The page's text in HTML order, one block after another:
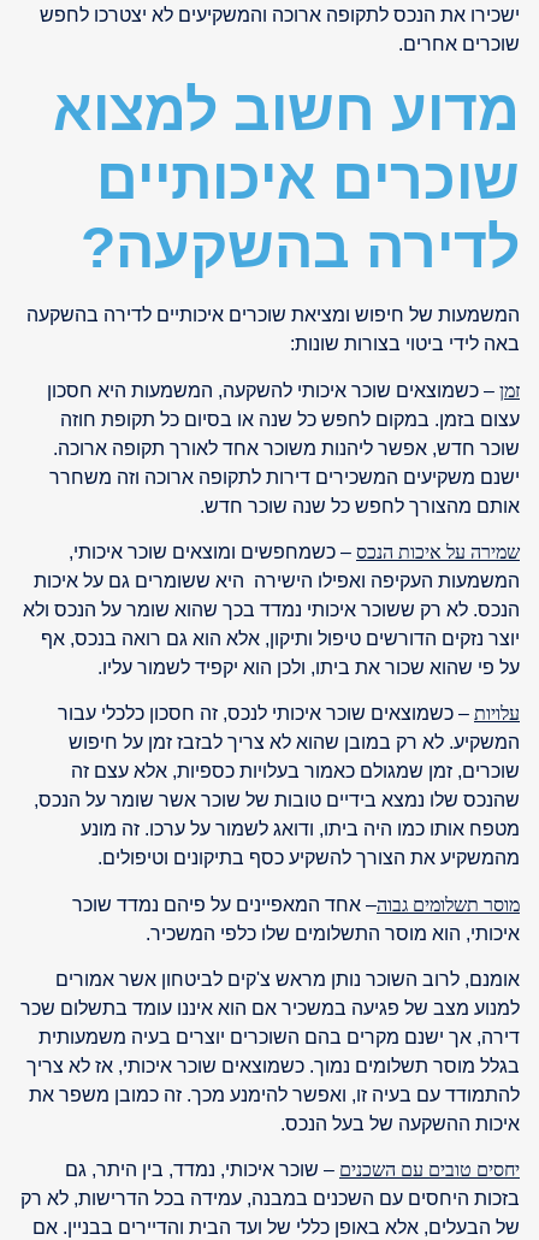
ישכירו את הנכס לתקופה ארוכה והמשקיעים לא יצטרכו לחפש
שוכרים אחרים.
מדוע חשוב למצוא
שוכרים איכותיים
לדירה בהשקעה?
המשמעות של חיפוש ומציאת שוכרים איכותיים לדירה בהשקעה
באה לידי ביטוי בצורות שונות:
זמן – כשמוצאים שוכר איכותי להשקעה, המשמעות היא חסכון
עצום בזמן. במקום לחפש כל שנה או בסיום כל תקופת חוזה
שוכר חדש, אפשר ליהנות משוכר אחד לאורך תקופה ארוכה.
ישנם משקיעים המשכירים דירות לתקופה ארוכה וזה משחרר
אותם מהצורך לחפש כל שנה שוכר חדש.
שמירה על איכות הנכס – כשמחפשים ומוצאים שוכר איכותי,
המשמעות העקיפה ואפילו הישירה היא ששומרים גם על איכות
הנכס. לא רק ששוכר איכותי נמדד בכך שהוא שומר על הנכס ולא
יוצר נזקים הדורשים טיפול ותיקון, אלא הוא גם רואה בנכס, אף
על פי שהוא שכור את ביתו, ולכן הוא יקפיד לשמור עליו.
עלויות – כשמוצאים שוכר איכותי לנכס, זה חסכון כלכלי עבור
המשקיע. לא רק במובן שהוא לא צריך לבזבז זמן על חיפוש
שוכרים, זמן שמגולם כאמור בעלויות כספיות, אלא עצם זה
שהנכס שלו נמצא בידיים טובות של שוכר אשר שומר על הנכס,
מטפח אותו כמו היה ביתו, ודואג לשמור על ערכו. זה מונע
מהמשקיע את הצורך להשקיע כסף בתיקונים וטיפולים.
מוסר תשלומים גבוה– אחד המאפיינים על פיהם נמדד שוכר
איכותי, הוא מוסר התשלומים שלו כלפי המשכיר.
אומנם, לרוב השוכר נותן מראש צ'קים לביטחון אשר אמורים
למנוע מצב של פגיעה במשכיר אם הוא איננו עומד בתשלום שכר
דירה, אך ישנם מקרים בהם השוכרים יוצרים בעיה משמעותית
בגלל מוסר תשלומים נמוך. כשמוצאים שוכר איכותי, אז לא צריך
להתמודד עם בעיה זו, ואפשר להימנע מכך. זה כמובן משפר את
איכות ההשקעה של בעל הנכס.
יחסים טובים עם השכנים – שוכר איכותי, נמדד, בין היתר, גם
בזכות היחסים עם השכנים במבנה, עמידה בכל הדרישות, לא רק
של הבעלים, אלא באופן כללי של ועד הבית והדיירים בבניין. אם